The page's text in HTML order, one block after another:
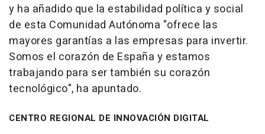
y ha añadido que la estabilidad política y social
de esta Comunidad Autónoma "ofrece las
mayores garantías a las empresas para invertir.
Somos el corazón de España y estamos
trabajando para ser también su corazón
tecnológico", ha apuntado.
CENTRO REGIONAL DE INNOVACIÓN DIGITAL